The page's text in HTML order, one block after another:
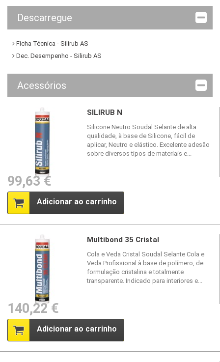
Descarregue
Ficha Técnica - Silirub AS
Dec. Desempenho - Silirub AS
Acessórios
SILIRUB N
Silicone Neutro Soudal Selante de alta
qualidade, à base de Silicone, fácil de
aplicar, Neutro e elástico. Excelente adesão
sobre diversos tipos de materiais e...
99,63 €
Adicionar ao carrinho
Multibond 35 Cristal
Cola e Veda Cristal Soudal Selante Cola e
Veda Profissional à base de polímero, de
formulação cristalina e totalmente
transparente. Indicado para interiores e...
140,22 €
Adicionar ao carrinho